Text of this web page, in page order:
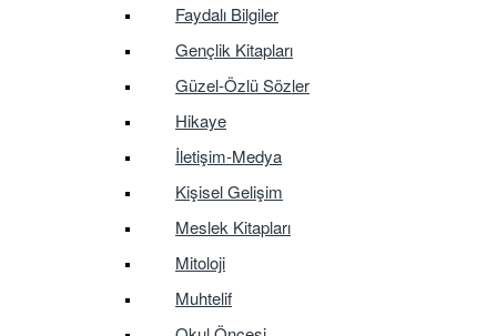
Faydalı Bilgiler
Gençlik Kitapları
Güzel-Özlü Sözler
Hikaye
İletişim-Medya
Kişisel Gelişim
Meslek Kitapları
Mitoloji
Muhtelif